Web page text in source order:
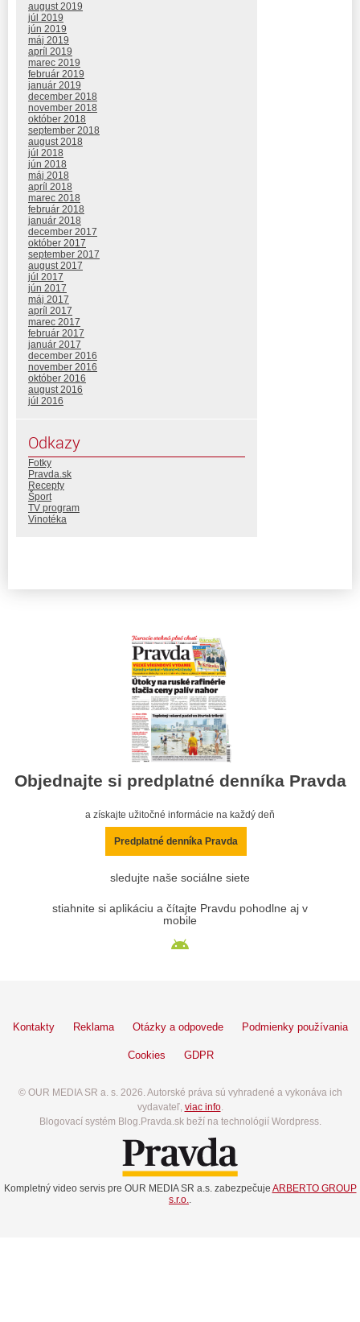
august 2019
júl 2019
jún 2019
máj 2019
apríl 2019
marec 2019
február 2019
január 2019
december 2018
november 2018
október 2018
september 2018
august 2018
júl 2018
jún 2018
máj 2018
apríl 2018
marec 2018
február 2018
január 2018
december 2017
október 2017
september 2017
august 2017
júl 2017
jún 2017
máj 2017
apríl 2017
marec 2017
február 2017
január 2017
december 2016
november 2016
október 2016
august 2016
júl 2016
Odkazy
Fotky
Pravda.sk
Recepty
Šport
TV program
Vinotéka
Objednajte si predplatné denníka Pravda
a získajte užitočné informácie na každý deň
Predplatné denníka Pravda
sledujte naše sociálne siete
stiahnite si aplikáciu a čítajte Pravdu pohodlne aj v
mobile
Kontakty Reklama Otázky a odpovede Podmienky používania
Cookies GDPR
© OUR MEDIA SR a. s. 2026. Autorské práva sú vyhradené a vykonáva ich
vydavateľ, viac info.
Blogovací systém Blog.Pravda.sk beží na technológií Wordpress.
Kompletný video servis pre OUR MEDIA SR a.s. zabezpečuje ARBERTO GROUP
s.r.o..